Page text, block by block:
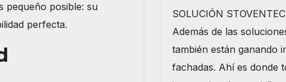
pequeño posible: su
perfecta.
SOLUCIÓN STOVENTEC
Además de las
también están ganando
fachadas. Ahí es donde